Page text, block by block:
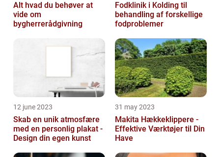
Alt hvad du behøver at
vide om
bygherrerådgivning
Fodklinik i Kolding til
behandling af forskellige
fodproblemer
12 june 2023
Skab en unik atmosfære
med en personlig plakat -
Design din egen kunst
31 may 2023
Makita Hækkeklippere -
Effektive Værktøjer til Din
Have